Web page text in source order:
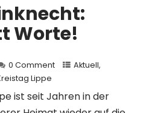
Worte!
0 Comment Aktuell,
Lippe
ist seit Jahren in der